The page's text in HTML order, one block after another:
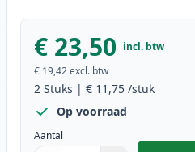
€ 23,50 incl. btw
€ 19,42excl. btw
2 Stuks | € 11,75 /stuk
Op voorraad
Aantal